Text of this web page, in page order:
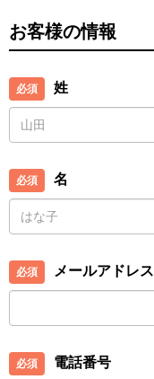
お客様の情報
姓
名
メールアドレス
電話番号